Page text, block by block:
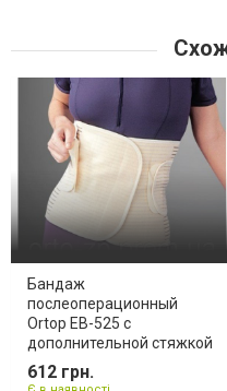
Бандаж
послеоперационный
Ortop EB-525 с
дополнительной стяжкой
612 грн.